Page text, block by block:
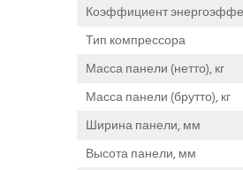
Коэффициент
Тип компрессора
Масса панели (нетто), кг
Масса панели (брутто), кг
Ширина панели, мм
Высота панели, мм